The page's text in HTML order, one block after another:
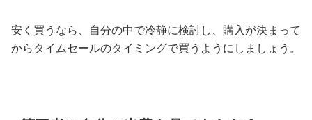
安く買うなら、自分の中で冷静に検討し、購入が決まって
からタイムセールのタイミングで買うようにしましょう。